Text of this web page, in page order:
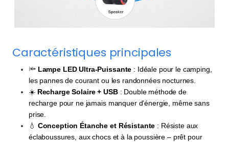
Caractéristiques principales
🔦 Lampe LED Ultra-Puissante : Idéale pour le camping,
les pannes de courant ou les randonnées nocturnes.
☀️ Recharge Solaire + USB: Double méthode de
recharge pour ne jamais manquer d’énergie, même sans
prise.
💧 Conception Étanche et Résistante : Résiste aux
éclaboussures, aux chocs et à la poussière – prêt pour